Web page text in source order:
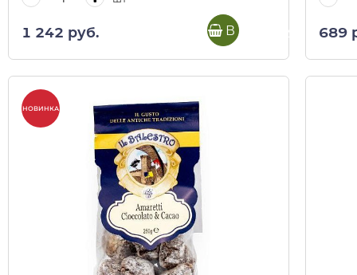
1 242 руб. В корзину 689
НОВИНКА